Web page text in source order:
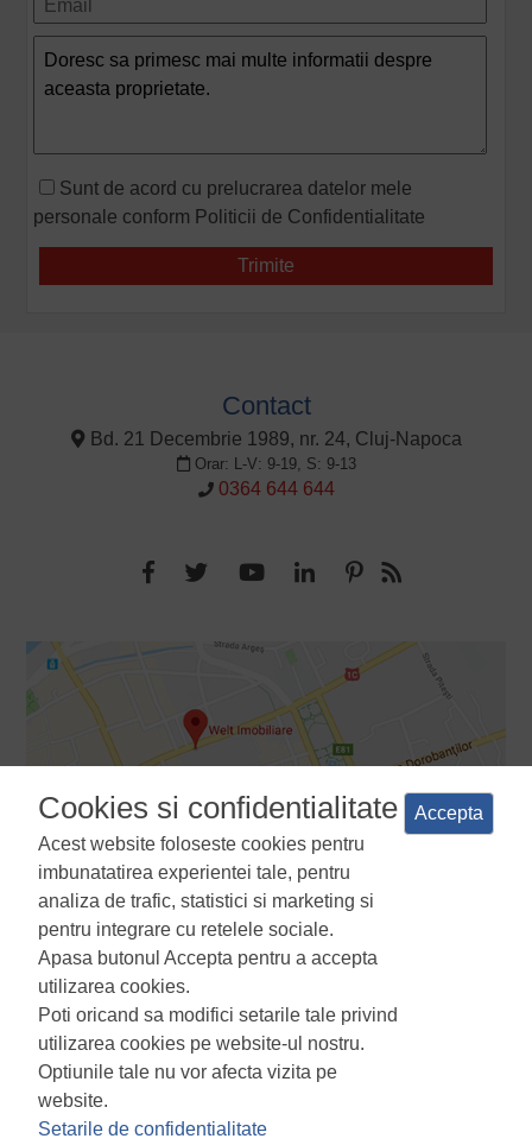
Sunt de acord cu prelucrarea datelor mele
personale conform Politicii de Confidentialitate
Contact
Bd. 21 Decembrie 1989, nr. 24, Cluj-Napoca
Orar: L-V: 9-19, S: 9-13
0364 644 644
Termeni si conditii Politica de confidentialitate
utilizare a cookie-urilor
Cookies si confidentialitate
Acest website foloseste cookies pentru
imbunatatirea experientei tale, pentru
analiza de trafic, statistici si marketing si
pentru integrare cu retelele sociale.
Apasa butonul Accepta pentru a accepta
utilizarea cookies.
Poti oricand sa modifici setarile tale privind
utilizarea cookies pe website-ul nostru.
Optiunile tale nu vor afecta vizita pe
website.
Setarile de confidentialitate
Accepta